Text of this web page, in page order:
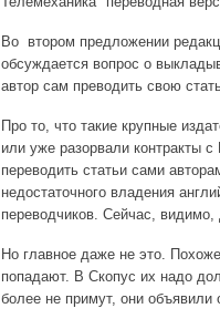
Во втором предложении
обсуждается вопрос о
автор сам преводить свою
Про то, что такие крупные
или уже разорвали контракты
переводить статьи сами
недостаточного владения
переводчиков. Сейчас, видимо,
Но главное даже не это.
попадают. В Скопус их надо
более не примут, они